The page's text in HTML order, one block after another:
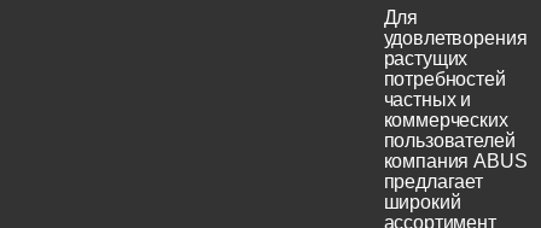
Для
удовлетворения
растущих
потребностей
частных и
коммерческих
пользователей
компания ABUS
предлагает
широкий
ассортимент